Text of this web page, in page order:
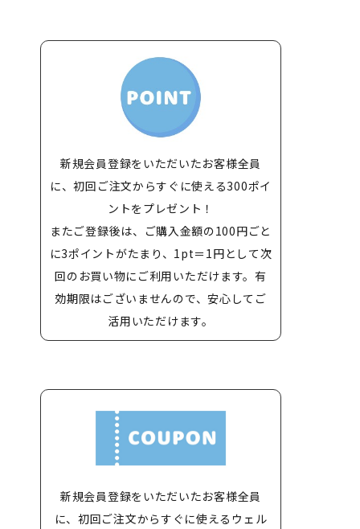
新規会員登録をいただいたお客様全員
に、初回ご注文からすぐに使える300ポイ
ントをプレゼント！
またご登録後は、ご購入金額の100円ごと
に3ポイントがたまり、1pt＝1円として次
回のお買い物にご利用いただけます。有
効期限はございませんので、安心してご
活用いただけます。
新規会員登録をいただいたお客様全員
に、初回ご注文からすぐに使えるウェル